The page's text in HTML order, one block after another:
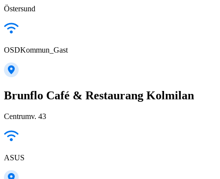
Östersund
OSDKommun_Gast
Brunflo Café & Restaurang Kolmilan
Centrumv. 43
ASUS